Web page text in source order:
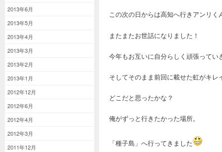
2013年6月
2013年5月
2013年4月
2013年3月
2013年2月
2013年1月
2012年12月
2012年6月
2012年4月
2012年3月
2011年12月
この次の日からは高知へ行きアンリく
またまたお世話になりました！
今年もお互いに自分らしく頑張ってい
そしてそのまま前回に載せた虹がキ
どこだと思ったかな？
俺がずっと行きたかった場所。
「種子島」へ行ってきました